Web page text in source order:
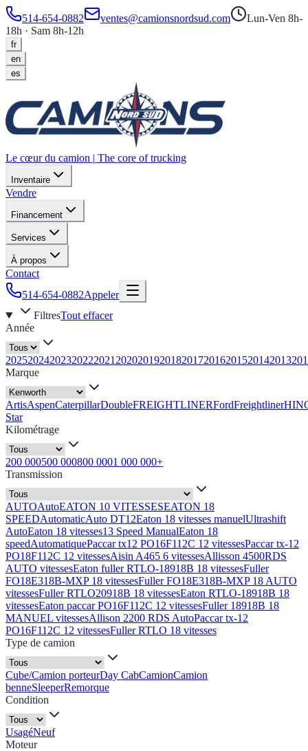
514-654-0882 ventes@camionsnordsud.com
Lun-Ven 8h-
18h · Sam 8h-12h
fr
en
es
Le cœur du camion | The core of trucking
Inventaire
Vendre
Financement
Services
À propos
Contact
514-654-0882Appeler
FiltresTout effacer
Année
20252024202320222021 20202019201820172016201520142013
Marque
ArtisAspenCaterpillarDoubleFREIGHTLINERFordFreightliner
Star
Kilométrage
200 000500 000800 0001 000 000+
Transmission
AUTOAutoEATON 10 VITESSESEATON 18
SPEEDAutomaticAuto DT12Eaton 18 vitesses manuelUltrashift
AutoEaton 18 vitesses13 Speed ManualEaton 18
speedAutomatiquePaccar tx12 PO16F112C 12 vitessesPaccar tx-12
PO18F112C 12 vitessesAisin A465 6 vitessesAllisson 4500RDS
AUTO vitessesEaton fuller RTLO-18918B 18 vitessesFuller
FO18E318B-MXP 18 vitessesFuller FO18E318B-MXP 18 AUTO
vitessesFuller RTLO20918B 18 vitessesEaton RTLO-18918B 18
vitessesEaton paccar PO16F112C 12 vitessesFuller 18918B 18
MANUEL vitessesAllison 2200 RDS AutoPaccar tx-12
PO16F112C 12 vitessesFuller RTLO 18 vitesses
Type de camion
Cube/Camion porteurDay CabCamionCamion
benneSleeperRemorque
Condition
UsagéNeuf
Moteur